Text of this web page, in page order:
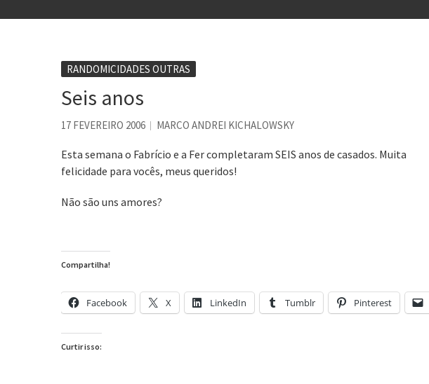
Contardo Calligaris prega o “direito à tristeza”
Os causos de Jorge Luis Borges
RANDOMICIDADES OUTRAS
Seis anos
17 FEVEREIRO 2006 MARCO ANDREI KICHALOWSKY
Esta semana o Fabrício e a Fer completaram SEIS anos de casados. Muita
felicidade para vocês, meus queridos!
Não são uns amores?
Compartilha!
Facebook X LinkedIn Tumblr Pinterest
Curtir isso: